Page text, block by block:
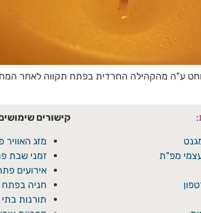
ע"ה מהקהילה החרדית בפתח תקווה לאחר
מפ"ת
קישורים
מזג
זמני שבת
אירועים
חניה בפתח
תורנות